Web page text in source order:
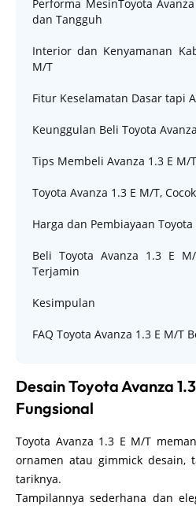
Performa MesinToyota
dan Tangguh
Interior dan Kenyamanan
M/T
Fitur Keselamatan Dasar tapi
Keunggulan Beli Toyota
Tips Membeli Avanza 1.3 E M/
Toyota Avanza 1.3 E M/T,
Harga dan Pembiayaan
Beli Toyota Avanza 1.3 E
Terjamin
Kesimpulan
FAQ Toyota Avanza 1.3 E M/T
Desain Toyota Avanza
Fungsional
Toyota Avanza 1.3 E M/T
ornamen atau gimmick
tariknya.
Tampilannya sederhana dan